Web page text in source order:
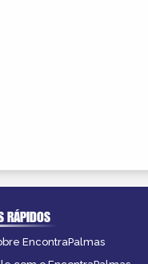
RÁPIDOS
EncontraPalmas